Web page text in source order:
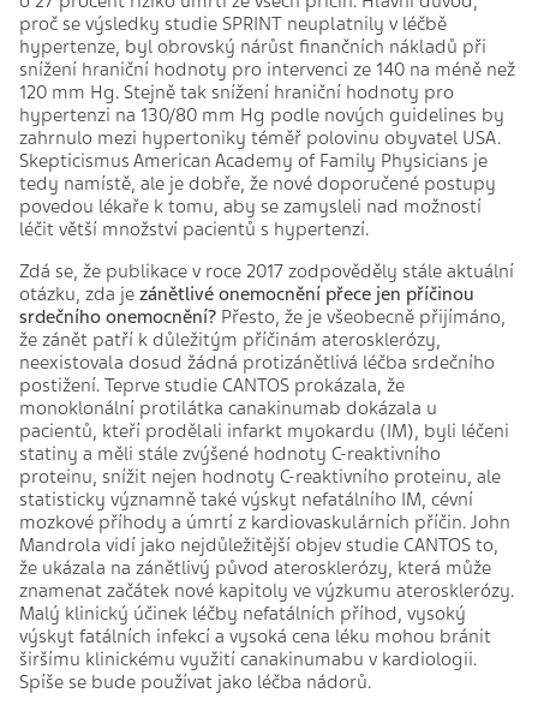
proč se výsledky studie SPRINT neuplatnily v léčbě
hypertenze, byl obrovský nárůst finančních nákladů při
snížení hraniční hodnoty pro intervenci ze 140 na méně než
120 mm Hg. Stejně tak snížení hraniční hodnoty pro
hypertenzi na 130/80 mm Hg podle nových guidelines by
zahrnulo mezi hypertoniky téměř polovinu obyvatel USA.
Skepticismus American Academy of Family Physicians je
tedy namístě, ale je dobře, že nové doporučené postupy
povedou lékaře k tomu, aby se zamysleli nad možností
léčit větší množství pacientů s hypertenzí.
Zdá se, že publikace v roce 2017 zodpověděly stále aktuální
otázku, zda je zánětlivé onemocnění přece jen příčinou
srdečního onemocnění? Přesto, že je všeobecně přijímáno,
že zánět patří k důležitým příčinám aterosklerózy,
neexistovala dosud žádná protizánětlivá léčba srdečního
postižení. Teprve studie CANTOS prokázala, že
monoklonální protilátka canakinumab dokázala u
pacientů, kteří prodělali infarkt myokardu (IM), byli léčeni
statiny a měli stále zvýšené hodnoty C-reaktivního
proteinu, snížit nejen hodnoty C-reaktivního proteinu, ale
statisticky významně také výskyt nefatálního IM, cévní
mozkové příhody a úmrtí z kardiovaskulárních příčin. John
Mandrola vidí jako nejdůležitější objev studie CANTOS to,
že ukázala na zánětlivý původ aterosklerózy, která může
znamenat začátek nové kapitoly ve výzkumu aterosklerózy.
Malý klinický účinek léčby nefatálních příhod, vysoký
výskyt fatálních infekcí a vysoká cena léku mohou bránit
širšímu klinickému využití canakinumabu v kardiologii.
Spíše se bude používat jako léčba nádorů.